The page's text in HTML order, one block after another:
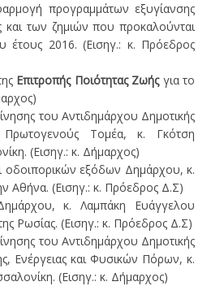
προγραμμάτων εξυγίανσης
και των ζημιών που προκαλούνται
έτους 2016. (Εισηγ.: κ. Πρόεδρος
Επιτροπής Ποιότητας Ζωήςγια το
του Αντιδημάρχου Δημοτικής
Τομέα, κ. Γκότση
(Εισηγ.: κ. Δήμαρχος)
οδοιπορικών εξόδων Δημάρχου, κ.
Αθήνα. (Εισηγ.: κ. Πρόεδρος Δ.Σ)
κ. Λαμπάκη Ευάγγελου
Ρωσίας. (Εισηγ.: κ. Πρόεδρος Δ.Σ)
του Αντιδημάρχου Δημοτικής
Ενέργειας και Φυσικών Πόρων, κ.
(Εισηγ.: κ. Δήμαρχος)